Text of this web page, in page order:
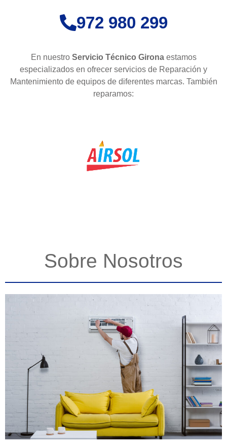
972 980 299
En nuestro Servicio Técnico Girona estamos
especializados en ofrecer servicios de Reparación y
Mantenimiento de equipos de diferentes marcas. También
reparamos:
Sobre Nosotros